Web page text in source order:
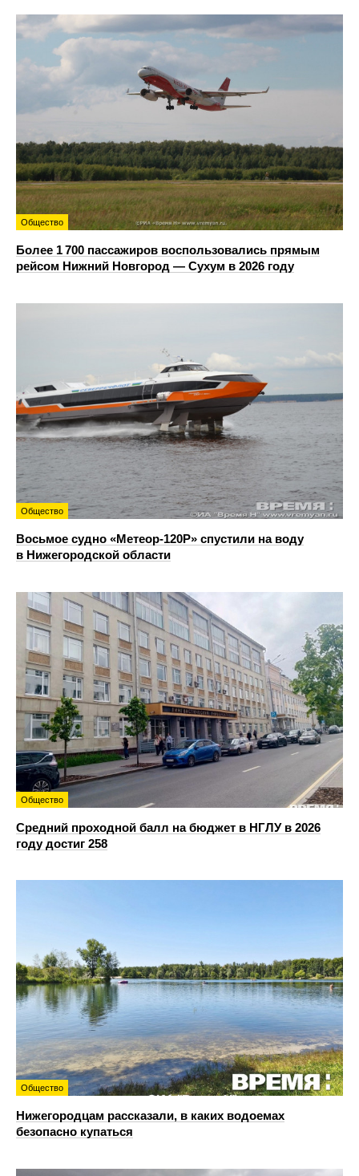
Общество
Более 1 700 пассажиров воспользовались прямым
рейсом Нижний Новгород — Сухум в 2026 году
Общество
Восьмое судно «Метеор-120Р» спустили на воду
в Нижегородской области
Общество
Средний проходной балл на бюджет в НГЛУ в 2026
году достиг 258
Общество
Нижегородцам рассказали, в каких водоемах
безопасно купаться